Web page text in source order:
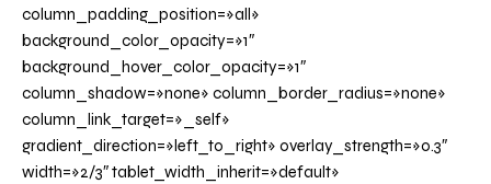
column_padding_position=»all»
background_color_opacity=»1″
background_hover_color_opacity=»1″
column_shadow=»none» column_border_radius=»none»
column_link_target=»_self»
gradient_direction=»left_to_right» overlay_strength=»0.3″
width=»2/3″ tablet_width_inherit=»default»